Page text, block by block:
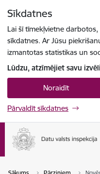
Sīkdatnes
Lai šī tīmekļvietne
sīkdatnes. Ar Jūsu
izmantotas statistikas un
Lūdzu, atzīmējiet savu
Noraidīt
Pārvaldīt sīkdatnes